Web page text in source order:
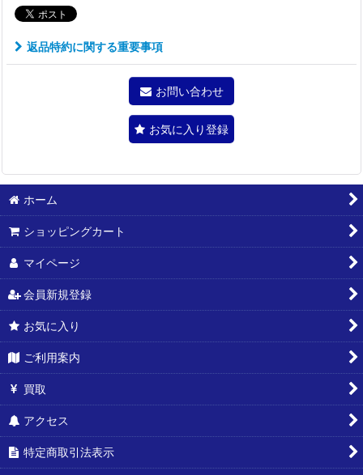
返品特約に関する重要事項
お問い合わせ
お気に入り登録
ホーム
ショッピングカート
マイページ
会員新規登録
お気に入り
ご利用案内
買取
アクセス
特定商取引法表示